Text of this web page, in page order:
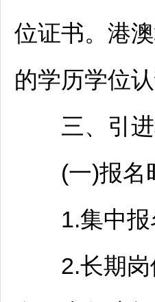
位证书。港
的学历学位认
三、引进
(一)报名
1.集中报
2.长期岗位